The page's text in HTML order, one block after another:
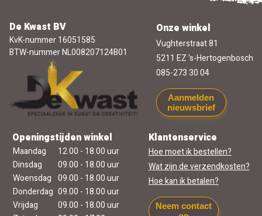
De Kwast BV
KvK-nummer 16051585
BTW-nummer NL008207124B01
Onze winkel
Vughterstraat 81
5211 EZ 's-Hertogenbosch
085-273 30 04
Aanmelden
nieuwsbrief
Openingstijden winkel
Maandag
12.00 - 18.00 uur
Dinsdag
09.00 - 18.00 uur
Woensdag 09.00 - 18.00 uur
Donderdag 09.00 - 18.00 uur
Vrijdag
09.00 - 18.00 uur
Klantenservice
Hoe moet ik bestellen?
Wat zijn de verzendkosten?
Hoe kan ik betalen?
Neem contact